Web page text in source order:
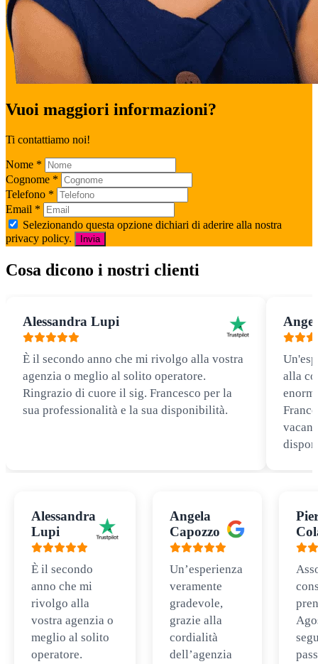
Vuoi maggiori informazioni?
Ti contattiamo noi!
Nome *
Cognome *
Telefono *
Email *
Selezionando questa opzione dichiari di aderire alla nostra
privacy policy.
Invia
Cosa dicono i nostri clienti
Alessandra Lupi
È il secondo anno che mi rivolgo alla vostra
agenzia o meglio al solito operatore.
Ringrazio di cuore il sig. Francesco per la
sua professionalità e la sua disponibilità.
alla
Alessandra
Lupi
È il secondo
anno che mi
rivolgo alla
vostra agenzia o
meglio al solito
operatore.
Angela
Capozzo
Un’esperienza
veramente
gradevole,
grazie alla
cordialità
dell’agenzia